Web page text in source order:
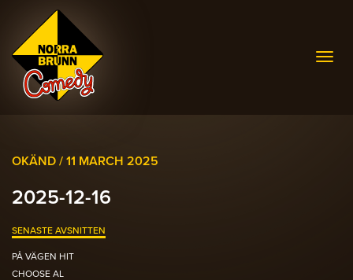
OKÄND / 11 MARCH 2025
2025-12-16
SENASTE AVSNITTEN
PÅ VÄGEN HIT
CHOOSE AL